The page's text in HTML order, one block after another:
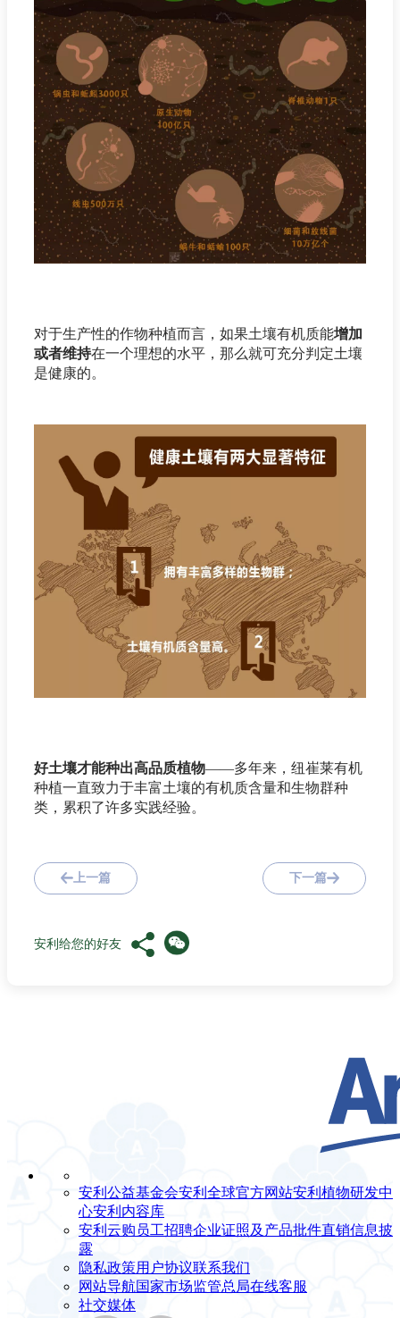
对于生产性的作物种植而言，如果土壤有机质能增加
或者维持在一个理想的水平，那么就可充分判定土壤
是健康的。
好土壤才能种出高品质植物——多年来，纽崔莱有机
种植一直致力于丰富土壤的有机质含量和生物群种
类，累积了许多实践经验。
上一篇 下一篇
安利给您的好友
安利公益基金会安利全球官方网站安利植物研发中
心安利内容库
安利云购 员工招聘企业证照及产品批件直销信息披
露
隐私政策用户协议联系我们
网站导航国家市场监管总局在线客服
社交媒体